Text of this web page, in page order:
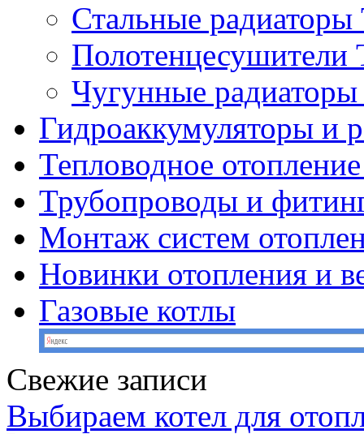
Стальные
Чугунные
Гидроаккумуляторы и
Тепловодное
Трубопроводы и
Монтаж систем
Новинки отопления и
Газовые котлы
Свежие записи
Выбираем котел для